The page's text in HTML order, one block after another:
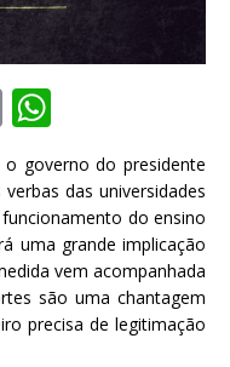
E
ai
l
at
s
A
p
p
governo do presidente
das universidades
do ensino
uma grande implicação
vem acompanhada
são uma chantagem
precisa de legitimação